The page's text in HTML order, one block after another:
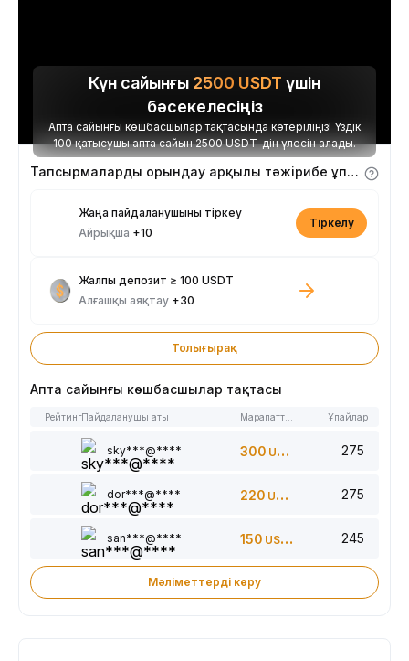
Күн сайынғы 2500 USDT үшін
бәсекелесіңіз
Апта сайынғы көшбасшылар тақтасында көтеріліңіз! Үздік
100 қатысушы апта сайын 2500 USDT-дің үлесін алады.
Тапсырмаларды орындау арқылы тәжірибе ұпайларын алыңыз
Жаңа пайдаланушыны тіркеу
Айрықша +10
Тіркелу
Жалпы депозит ≥ 100 USDT
Алғашқы аяқтау +30
Толығырақ
Апта сайынғы көшбасшылар тақтасы
РейтингПайдаланушы аты Ұпайлар
sky***@**** 300 USDT 275
dor***@**** 220 USDT 275
san***@**** 150 USDT 245
Мәліметтерді көру